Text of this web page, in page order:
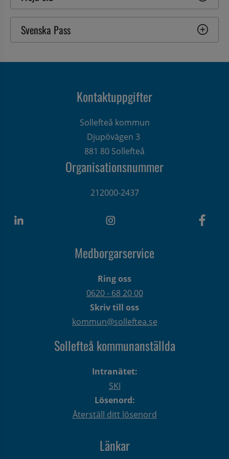
Svenska Pass
Kontaktuppgifter
Sollefteå kommun
Djupövägen 3
881 80 Sollefteå
Organisationsnummer
212000-2437
Medborgarservice
Ring oss
0620 - 68 20 00
Skriv till oss
kommun@solleftea.se
Sollefteå kommunanställda
Intranätet:
SKI
Lösenord:
Återställ ditt lösenord
Länkar